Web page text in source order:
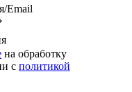
Email
на обработку
с политикой